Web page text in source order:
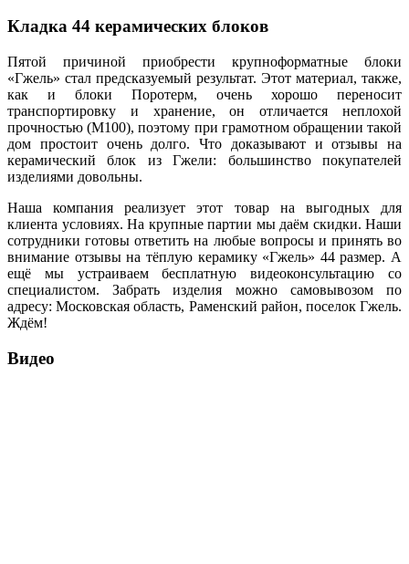
Кладка 44 керамических блоков
Пятой причиной приобрести крупноформатные блоки
«Гжель» стал предсказуемый результат. Этот материал, также,
как и блоки Поротерм, очень хорошо переносит
транспортировку и хранение, он отличается неплохой
прочностью (М100), поэтому при грамотном обращении такой
дом простоит очень долго. Что доказывают и отзывы на
керамический блок из Гжели: большинство покупателей
изделиями довольны.
Наша компания реализует этот товар на выгодных для
клиента условиях. На крупные партии мы даём скидки. Наши
сотрудники готовы ответить на любые вопросы и принять во
внимание отзывы на тёплую керамику «Гжель» 44 размер. А
ещё мы устраиваем бесплатную видеоконсультацию со
специалистом. Забрать изделия можно самовывозом по
адресу: Московская область, Раменский район, поселок Гжель.
Ждём!
Видео